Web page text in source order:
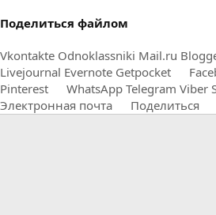
Поделиться файлом
Vkontakte Odnoklassniki Mail.ru
Livejournal Evernote Getpocket
Pinterest
WhatsApp Telegram Viber
Электронная почта
Поделиться